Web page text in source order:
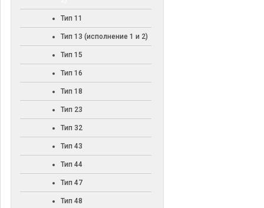
Тип 11
Тип 13 (исполнение 1 и 2)
Тип 15
Тип 16
Тип 18
Тип 23
Тип 32
Тип 43
Тип 44
Тип 47
Тип 48